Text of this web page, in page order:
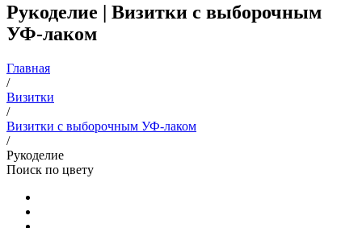
Рукоделие | Визитки с выборочным
УФ-лаком
Главная
/
Визитки
/
Визитки с выборочным УФ-лаком
/
Рукоделие
Поиск по цвету